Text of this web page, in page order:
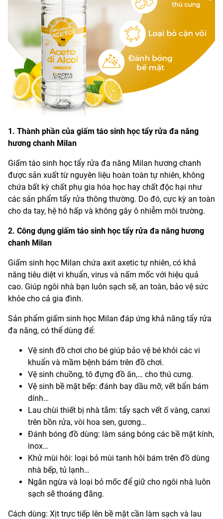
1. Thành phần của giấm táo sinh học tẩy rửa đa năng
hương chanh Milan
Giấm táo sinh học tẩy rửa đa năng Milan hương chanh
được sản xuất từ nguyên liệu hoàn toàn tự nhiên, không
chứa bất kỳ chất phụ gia hóa học hay chất độc hại như
các sản phẩm tẩy rửa thông thường. Do đó, cực kỳ an toàn
cho da tay, hệ hô hấp và không gây ô nhiễm môi trường.
2. Công dụng giấm táo sinh học tẩy rửa đa năng hương
chanh Milan
Giấm sinh học Milan chứa axit axetic tự nhiên, có khả
năng tiêu diệt vi khuẩn, virus và nấm mốc với hiệu quả
cao. Giúp ngôi nhà bạn luôn sạch sẽ, an toàn, bảo vệ sức
khỏe cho cả gia đình.
Sản phẩm giấm sinh học Milan đáp ứng khả năng tẩy rửa
đa năng, có thể dùng để:
Vệ sinh đồ chơi cho bé giúp bảo vệ bé khỏi các vi
khuẩn và mầm bệnh bám trên đồ chơi.
Vệ sinh chuồng, tô đựng đồ ăn,… cho thú cưng.
Vệ sinh bề mặt bếp: đánh bay dầu mỡ, vết bẩn bám
dính…
Lau chùi thiết bị nhà tắm: tẩy sạch vết ố vàng, canxi
trên bồn rửa, vòi hoa sen, gương…
Đánh bóng đồ dùng: làm sáng bóng các bề mặt kính,
inox…
Khử mùi hôi: loại bỏ mùi tanh hôi bám trên đồ dùng
nhà bếp, tủ lạnh…
Ngăn ngừa và loại bỏ mốc để giữ cho ngôi nhà luôn
sạch sẽ thoáng đãng.
Cách dùng: Xịt trực tiếp lên bề mặt cần làm sạch và lau